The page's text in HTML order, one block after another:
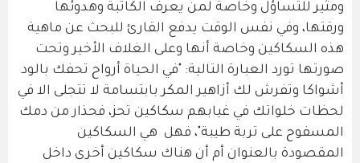
ومثير للتساؤل وخاصة لمن يعرف الكاتبة وهدوئها
ورقتها، وفي نفس الوقت يدفع القارئ للبحث عن ماهية
هذه السكاكين وخاصة أنها وعلى الغلاف الأخير وتحت
صورتها تورد العبارة التالية: "في الحياة أرواح تحفك بالود
أشواكا وتفرش لك أزاهير المكر بابتسامة لا تتجلى الا في
لحظات خلواتك في غيابهم سكاكين تحز، فحذار من دمك
المسفوح على تربة طيبة"، فهل هي السكاكين
المقصودة بالعنوان أم أن هناك سكاكين أخرى داخل